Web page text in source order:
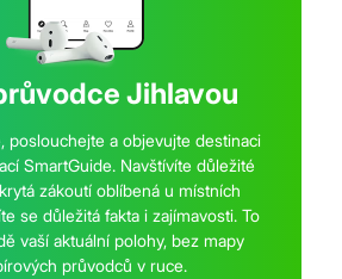
Jihlavou
poslouchejte a objevujte destinaci
SmartGuide. Navštívíte důležité
zákoutí oblíbená u místních
se důležitá fakta i zajímavosti. To
vaší aktuální polohy, bez mapy
průvodců v ruce.